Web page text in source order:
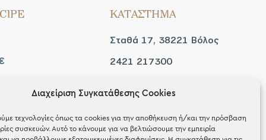
Διαχείριση Συγκατάθεσης Cookies
τεχνολογίες όπως τα cookies για την αποθήκευση ή/και την πρόσβαση
συσκευών. Αυτό το κάνουμε για να βελτιώσουμε την εμπειρία
ΚΑΤΑΣΤΗΜΑ
Σταθά 17, 38221 Βόλος
2421 217300
Τριτ / Πεμ / Παρ: 09:00 -